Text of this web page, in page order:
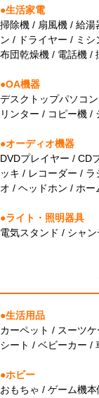
●生活家電
掃除機 / 扇風機 / 給湯
ン / ドライヤー / ミ
布団乾燥機 / 電話機 /
●OA機器
デスクトップパソコ
リンター / コピー機 /
●オーディオ機器
DVDプレイヤー / CD
ッキ / レコーダー /
オ / ヘッドホン / ホー
●ライト・照明器具
電気スタンド / シャ
●生活用品
カーペット / スーツ
シート / ベビーカー /
●ホビー
おもちゃ / ゲーム機